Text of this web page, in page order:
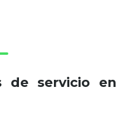
de servicio en